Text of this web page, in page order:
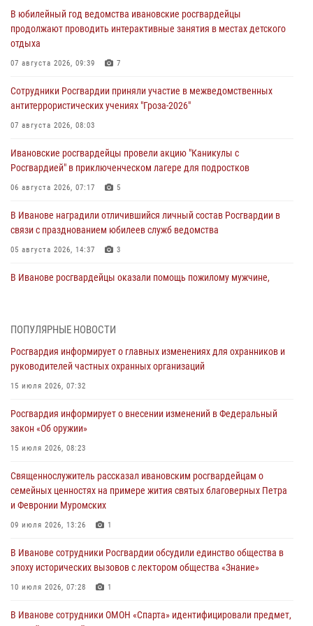
В юбилейный год ведомства ивановские росгвардейцы
продолжают проводить интерактивные занятия в местах детского
отдыха
07 августа 2026, 09:39 7
Сотрудники Росгвардии приняли участие в межведомственных
антитеррористических учениях "Гроза-2026"
07 августа 2026, 08:03
Ивановские росгвардейцы провели акцию "Каникулы с
Росгвардией" в приключенческом лагере для подростков
06 августа 2026, 07:17 5
В Иванове наградили отличившийся личный состав Росгвардии в
связи с празднованием юбилеев служб ведомства
05 августа 2026, 14:37 3
В Иванове росгвардейцы оказали помощь пожилому мужчине,
торжественных мероприятиях, посвященных празднованию Дня
Воздушно-десантных войск
02 августа 2026, 11:46
Мероприятия в рамках акции «Каникулы с Росгвардией»
продолжаются в Ивановской области
31 июля 2026, 11:08
В Ивановской области при содействии Росгвардии задержаны
подозреваемые в серии автомобильных краж
30 июля 2026, 12:41
празднования Дня Крещения Руси
28 июля 2026, 08:57
ПОПУЛЯРНЫЕ НОВОСТИ
Росгвардия информирует о главных изменениях для охранников и
руководителей частных охранных организаций
15 июля 2026, 07:32
Росгвардия информирует о внесении изменений в Федеральный
закон «Об оружии»
15 июля 2026, 08:23
Священнослужитель рассказал ивановским росгвардейцам о
семейных ценностях на примере жития святых благоверных Петра
и Февронии Муромских
09 июля 2026, 13:26 1
В Иванове сотрудники Росгвардии обсудили единство общества в
эпоху исторических вызовов с лектором общества «Знание»
10 июля 2026, 07:28 1
В Иванове сотрудники ОМОН «Спарта» идентифицировали предмет,